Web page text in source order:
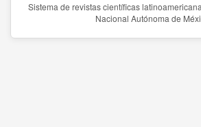
Sistema de revistas científicas
Nacional Autónoma de